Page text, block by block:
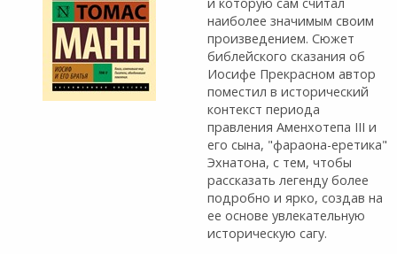
и которую сам считал
наиболее значимым своим
произведением. Сюжет
библейского сказания об
Иосифе Прекрасном автор
поместил в исторический
контекст периода
правления Аменхотепа III и
его сына, "фараона-еретика"
Эхнатона, с тем, чтобы
рассказать легенду более
подробно и ярко, создав на
ее основе увлекательную
историческую сагу.